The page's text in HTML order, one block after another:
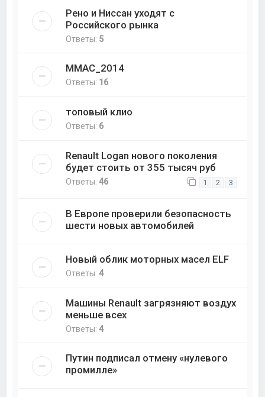
Рено и Ниссан уходят с
Российского рынка
Ответы: 5
ММАС_2014
Ответы: 16
топовый клио
Ответы: 6
Renault Logan нового поколения
будет стоить от 355 тысяч руб
Ответы:46 1 2 3
В Европе проверили безопасность
шести новых автомобилей
Новый облик моторных масел ELF
Ответы:4
Машины Renault загрязняют воздух
меньше всех
Ответы:4
Путин подписал отмену «нулевого
промилле»